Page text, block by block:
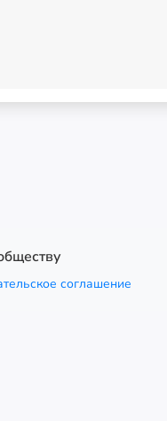
соглашение